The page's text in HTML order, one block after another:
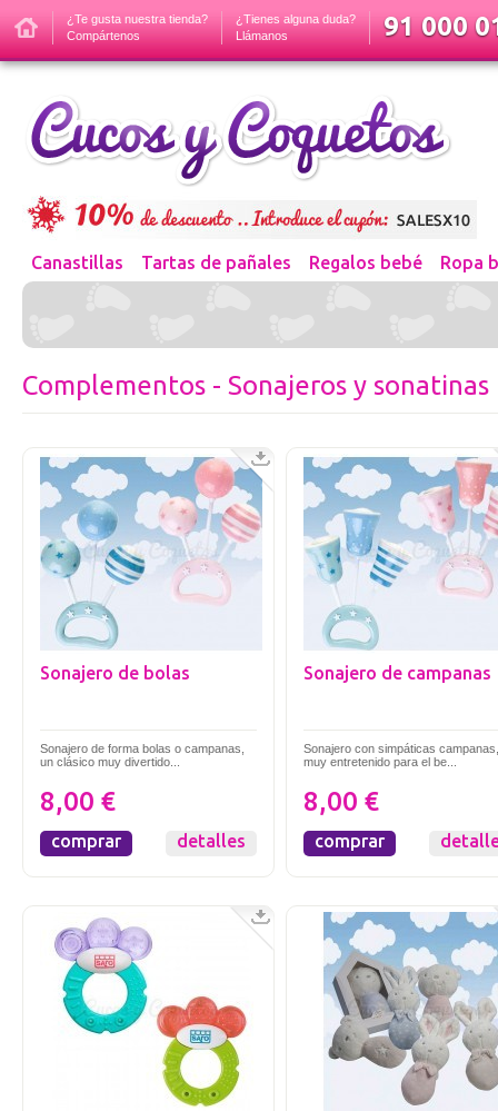
¿Te gusta nuestra tienda?
Compártenos
¿Tienes alguna duda?
Llámanos
91 000
Canastillas Tartas de pañales Regalos bebé Ropa
Complementos - Sonajeros y sonatinas
Sonajero de bolas
Sonajero de forma bolas o campanas,
un clásico muy divertido...
8,00 €
comprar detalles
Sonajero de campanas
Sonajero con simpáticas campanas,
muy entretenido para el be...
8,00 €
comprar